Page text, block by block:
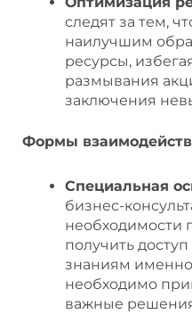
следят за тем,
наилучшим
ресурсы,
размывания
заключения
Формы
Специальная
бизнес-
необходимости
получить
знаниям именно
необходимо
важные